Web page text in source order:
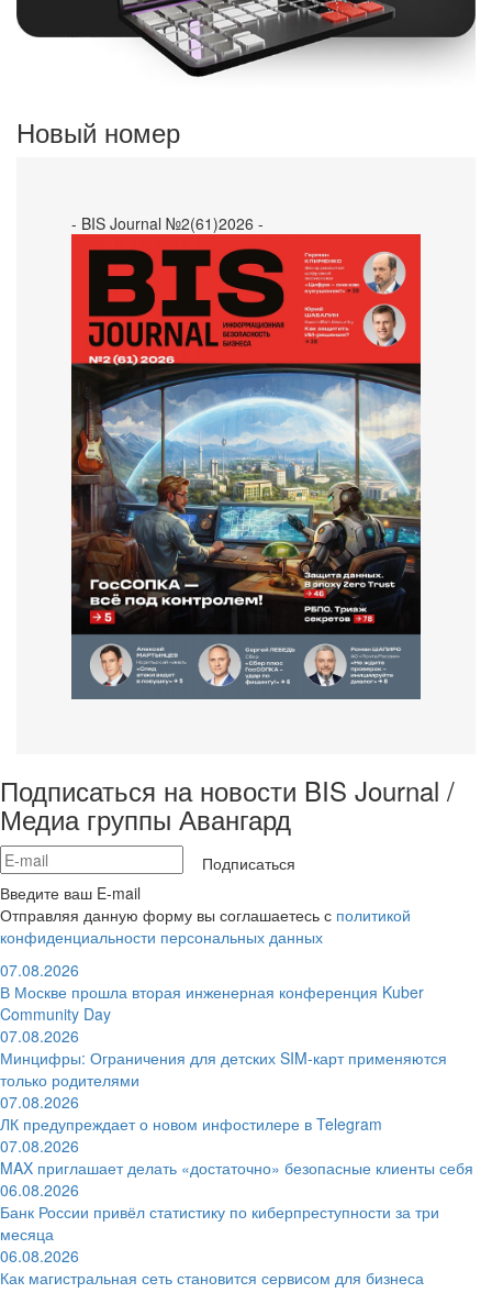
Новый номер
- BIS Journal №2(61)2026 -
Подписаться на новости BIS Journal /
Медиа группы Авангард
Подписаться
Введите ваш E-mail
Отправляя данную форму вы соглашаетесь с политикой
конфиденциальности персональных данных
07.08.2026
В Москве прошла вторая инженерная конференция Kuber
Community Day
07.08.2026
Минцифры: Ограничения для детских SIM-карт применяются
только родителями
07.08.2026
ЛК предупреждает о новом инфостилере в Telegram
07.08.2026
MAX приглашает делать «достаточно» безопасные клиенты себя
06.08.2026
Банк России привёл статистику по киберпреступности за три
месяца
06.08.2026
Как магистральная сеть становится сервисом для бизнеса